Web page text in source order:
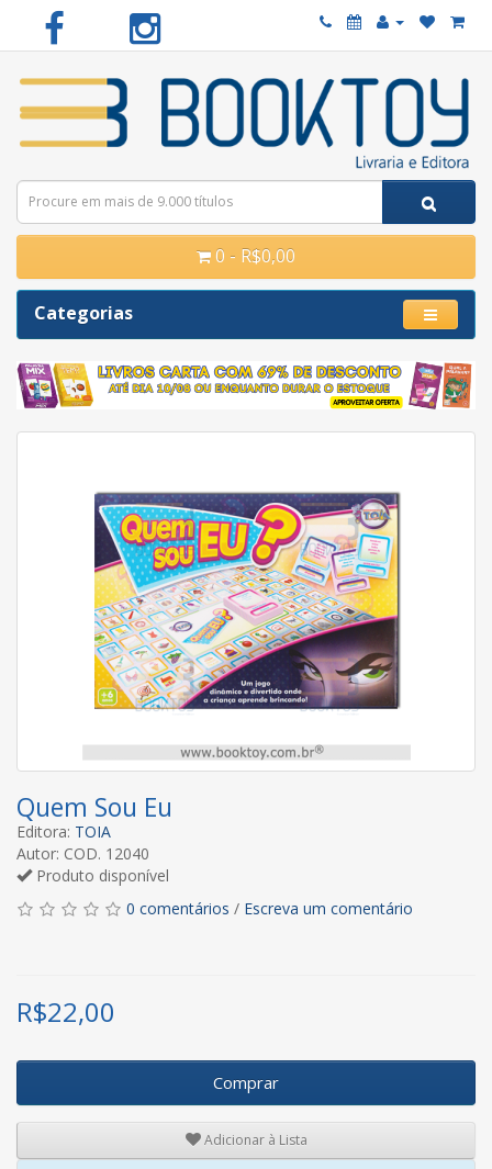
0 - R$0,00
Categorias
Quem Sou Eu
Editora: TOIA
Autor: COD. 12040
Produto disponível
0 comentários / Escreva um comentário
R$22,00
Comprar
Adicionar à Lista